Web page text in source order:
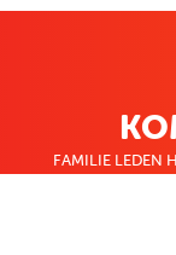
FAMILIE LEDEN